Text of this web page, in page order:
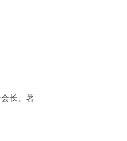
长、著